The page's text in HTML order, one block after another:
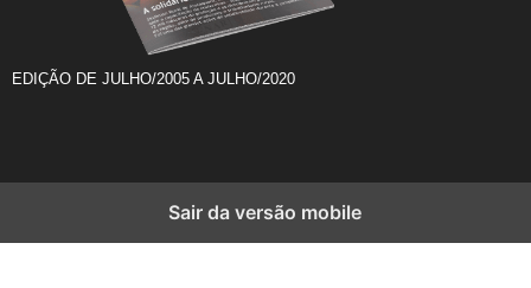
EDIÇÃO DE JULHO/2005 A JULHO/2020
Sair da versão mobile